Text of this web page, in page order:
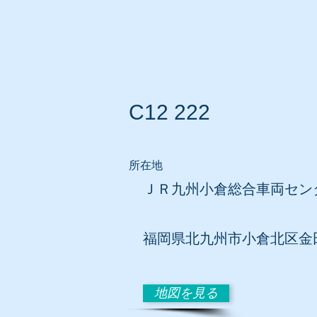
C12 222
所在地
ＪＲ九州小倉総合車両セン
福岡県北九州市小倉北区金
地図を見る